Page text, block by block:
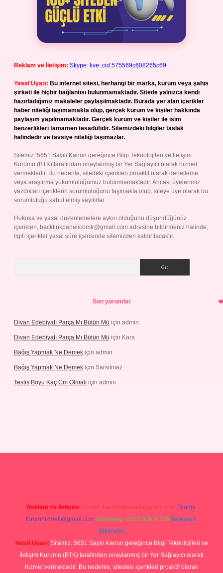
Reklam ve İletişim: Skype: live:.cid.575569c608265c69
Yasal Uyarı: Bu internet sitesi, herhangi bir marka, kurum veya şahıs
şirketi ile hiçbir bağlantısı bulunmamaktadır. Sitede yalnızca kendi
hazırladığımız makaleler paylaşılmaktadır. Burada yer alan içerikler
haber niteliği taşımamakta olup, gerçek kurum ve kişiler hakkında
paylaşım yapılmamaktadır. Gerçek kurum ve kişiler ile isim
benzerlikleri tamamen tesadüfidir. Sitemizdeki bilgiler taslak
halindedir ve tavsiye niteliği taşımazlar.
Sitemiz, 5651 Sayılı Kanun gereğince Bilgi Teknolojileri ve İletişim
Kurumu (BTK) tarafından onaylanmış bir Yer Sağlayıcı olarak hizmet
vermektedir. Bu nedenle, sitedeki içerikleri proaktif olarak denetleme
veya araştırma yükümlülüğümüz bulunmamaktadır. Ancak, üyelerimiz
yazdıkları içeriklerin sorumluluğunu taşımakta olup, siteye üye olarak bu
sorumluluğu kabul etmiş sayılırlar.
Hukuka ve yasal düzenlemelere aykırı olduğunu düşündüğünüz
içerikleri, backlinkpanelicomtr@gmail.com adresine bildirmeniz halinde,
ilgili içerikler yasal süre içerisinde sitemizden kaldırılacaktır.
Son yorumlar
Divan Edebiyatı Parça Mı Bütün Mü için admin
Divan Edebiyatı Parça Mı Bütün Mü için Kara
Bağış Yapmak Ne Demek için admin
Bağış Yapmak Ne Demek için Sarsılmaz
Testis Boyu Kaç Cm Olmalı için admin
Reklam ve İletişim: E-mail: backlinkpaneli@gmail.com Teams:
forumhizmeti@gmail.com Whatsapp: 0262 606 0 726 Telegram:
@karabul
Yasal Uyarı: Sitemiz, 5651 Sayılı Kanun gereğince Bilgi Teknolojileri ve
İletişim Kurumu (BTK) tarafından onaylanmış bir Yer Sağlayıcı olarak
hizmet vermektedir. Bu nedenle, sitedeki içerikleri proaktif olarak